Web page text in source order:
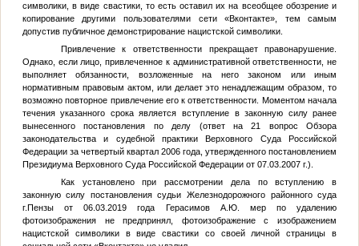
символики, в виде свастики, то есть оставил их на всеобщее обозрение и
копирование другими пользователями сети «Вконтакте», тем самым
допустив публичное демонстрирование нацистской символики.
Привлечение к ответственности прекращает правонарушение.
Однако, если лицо, привлеченное к административной ответственности, не
выполняет обязанности, возложенные на него законом или иным
нормативным правовым актом, или делает это ненадлежащим образом, то
возможно повторное привлечение его к ответственности. Моментом начала
течения указанного срока является вступление в законную силу ранее
вынесенного постановления по делу (ответ на 21 вопрос Обзора
законодательства и судебной практики Верховного Суда Российской
Федерации за четвертый квартал 2006 года, утвержденного постановлением
Президиума Верховного Суда Российской Федерации от 07.03.2007 г.).
Как установлено при рассмотрении дела по вступлению в
законную силу постановления судьи Железнодорожного районного суда
г.Пензы от 06.03.2019 года Герасимов А.Ю. мер по удалению
фотоизображения не предпринял, фотоизображение с изображением
нацистской символики в виде свастики со своей личной страницы в